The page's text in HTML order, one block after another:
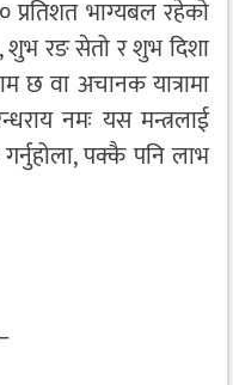
भाग्यबल रहेको
रङ सेतो र शुभ दिशा
छ वा अचानक यात्रामा
नमः यस मन्त्रलाई
पक्कै पनि लाभ